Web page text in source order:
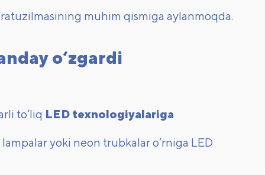
muhim qismiga aylanmoqda.
o‘zgardi
to‘liq LED texnologiyalariga
yoki neon trubkalar o‘rniga LED